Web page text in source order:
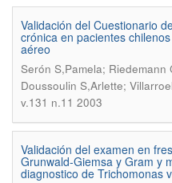
Validación del Cuestionario
crónica en pacientes
aéreo
Serón S,Pamela;
Doussoulin S,Arlette;
v.131 n.11 2003
Validación del examen en
Grunwald-Giemsa y Gram y
diagnostico de Trichomonas